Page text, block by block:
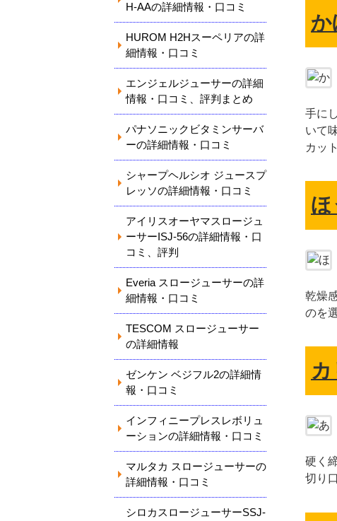
か
手に
いて
カッ
ほ
乾燥
のを
硬く
切り
H-AAの詳細情報・口コミ
HUROM H2Hスーペリアの詳
細情報・口コミ
エンジェルジューサーの詳細
情報・口コミ、評判まとめ
パナソニックビタミンサーバ
ーの詳細情報・口コミ
シャープヘルシオ ジュースプ
レッソの詳細情報・口コミ
アイリスオーヤマスロージュ
ーサーISJ-56の詳細情報・口
コミ、評判
Everia スロージューサーの詳
細情報・口コミ
TESCOM スロージューサー
の詳細情報
ゼンケン ベジフル2の詳細情
報・口コミ
インフィニープレスレボリュ
ーションの詳細情報・口コミ
マルタカ スロージューサーの
詳細情報・口コミ
シロカスロージューサーSSJ-